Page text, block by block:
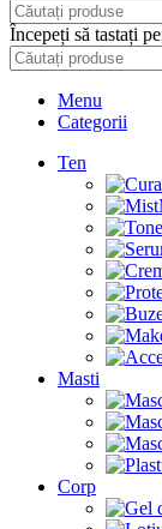
Începeți să tastați
Menu
Categorii
Ten
Masti
Corp